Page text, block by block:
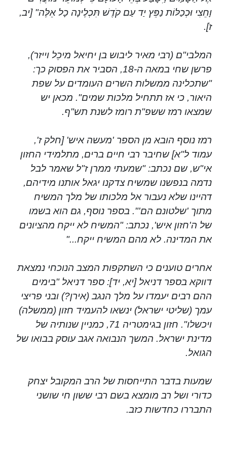
וָחֵצִי וּכְכַלּוֹת נַפֵּץ יַד עַם קֹדֶשׁ תִּכְלֶינָה כָל אֵלֶּה" [יב,
ז].
המלבי"ם (רבי מאיר ליבוש בן יחיאל מיכֵל וייזר),
פרשן שחי במאה ה-18, הסביר את הפסוק כך:
"שתכלינה ממשלות השרים העומדים על שפת
היאור, כי אז תתחיל מלכות שמים". מכאן יש
שמצאו רמז ששפ"ת רומז לשנת תש"ף.
רמז נוסף הובא מן הספר 'מעשה איש' [חלק ז',
עמוד ל"א] שחיבר רבי חיים ברים, מתלמידי החזון
אי"ש, שם נכתב: "שמעתי ממרן ז"ל שאמר לבל
נדמה בנפשנו שמשיח צדקנו יגאל אותנו מידיהם,
דהיינו שלא נעבור אל מלכותו של מלך המשיח
מתוך 'שלטונם הם'". בספר נוסף, גם הוא בשמו
של ה'חזון איש', נכתב: "המשיח לא ייקח מהציונים
את המדינה. לא מהם המשיח ייקח..."
אחרים טוענים כי השתקפות המצב הנוכחי נמצאת
דווקא בספר דניאל [יא, יד]: ספר דניאל "בימים
ההם רבים יעמדו על מלך הנגב (אירן?) ובני פריצי
עמך (שליטי ישראל) ינשאו להעמיד חזון (ממשלה)
ויכשלו". חזון בגימטריה 71, כמניין שנותיה של
מדינת ישראל. המשך הנבואה אגב עוסק בבואו של
הגואל.
שמעות בדבר התייחסות של הרב המקובל יצחק
כדורי ושל רב מומצא בשם רבי ששון חי שושני
התבררו כחדשות כזב.